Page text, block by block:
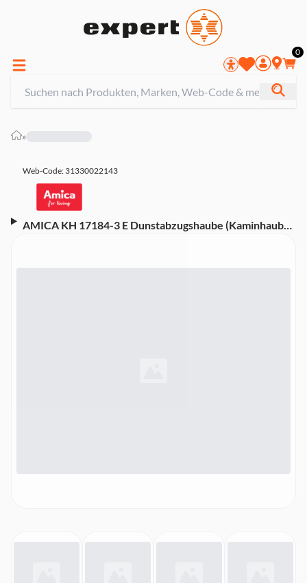
0
»
Web-Code: 31330022143
AMICA KH 17184-3 E Dunstabzugshaube (Kaminhaube,